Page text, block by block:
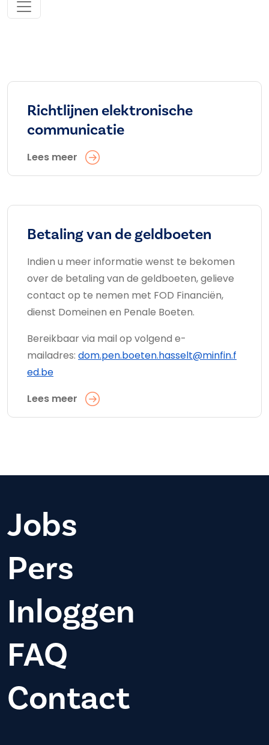
Richtlijnen elektronische
communicatie
Lees meer
Betaling van de geldboeten
Indien u meer informatie wenst te bekomen
over de betaling van de geldboeten, gelieve
contact op te nemen met FOD Financiën,
dienst Domeinen en Penale Boeten.
Bereikbaar via mail op volgend e-
mailadres: dom.pen.boeten.hasselt@minfin.f
ed.be
Lees meer
Jobs
Pers
Inloggen
FAQ
Contact